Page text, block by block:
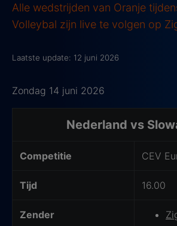
Alle wedstrijden van Oranje
Volleybal zijn live te volgen op
Laatste update: 12 juni 2026
Zondag 14 juni 2026
Nederland vs
Competitie CEV
Tijd 16.00
Zender